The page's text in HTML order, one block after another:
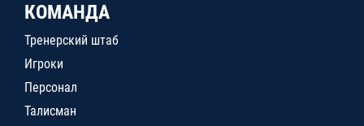
КОМАНДА
Тренерский штаб
Игроки
Персонал
Талисман